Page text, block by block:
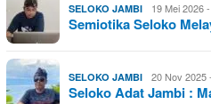
SELOKO JAMBI 19 Mei 2026
Semiotika Seloko
SELOKO JAMBI 20 Nov 2025
Seloko Adat Jambi :